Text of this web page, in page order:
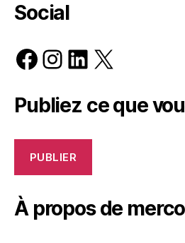
Social
Facebook
Instagram
LinkedIn
X
Publiez ce que
PUBLIER
À propos de